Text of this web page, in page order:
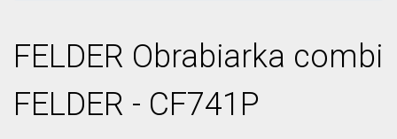
FELDER Obrabiarka combi
FELDER - CF741P